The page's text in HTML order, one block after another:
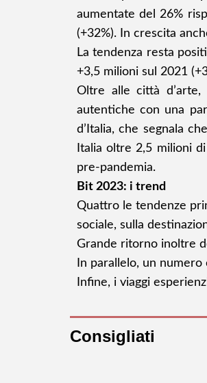
aumentate del 26%
(+32%). In crescita
La tendenza resta
+3,5 milioni sul 2021
Oltre alle città
autentiche con una
d’Italia, che segnala
Italia oltre 2,5 milioni
pre-pandemia.
Bit 2023: i trend
Quattro le tendenze
sociale, sulla
Grande ritorno inoltre
In parallelo, un
Infine, i viaggi
Consigliati